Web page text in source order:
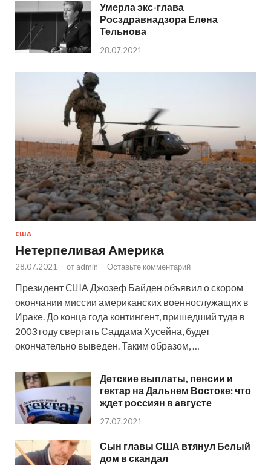
Умерла экс-глава
Росздравнадзора Елена
Тельнова
28.07.2021
США
Нетерпеливая Америка
28.07.2021 - от admin - Оставьте комментарий
Президент США Джозеф Байден объявил о скором
окончании миссии американских военнослужащих в
Ираке. До конца года контингент, пришедший туда в
2003 году свергать Саддама Хусейна, будет
окончательно выведен. Таким образом, …
Детские выплаты, пенсии и
гектар на Дальнем Востоке: что
ждет россиян в августе
27.07.2021
Сын главы США втянул Белый
дом в скандал